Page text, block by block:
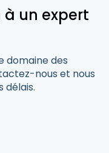
à un expert
domaine des
nous et nous
délais.